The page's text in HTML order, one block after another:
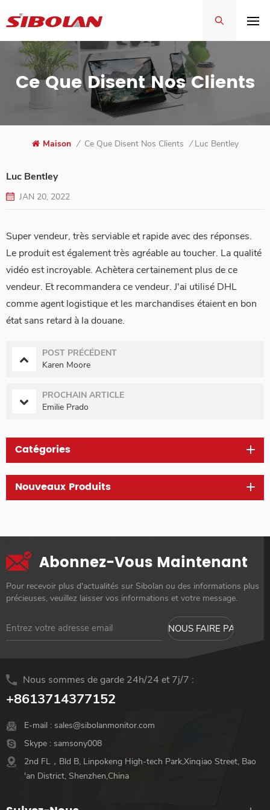
Ce Que Disent Nos Clients
Maison / Ce Que Disent Nos Clients / Luc Bentley
Luc Bentley
JAN 20, 2022
Super vendeur, très serviable et rapide avec des réponses.
Le produit est également très agréable au toucher. La qualité
vidéo est incroyable. Achètera certainement plus de ce
vendeur. Et recommandera ce vendeur. J'ai utilisé DHL
comme agent logistique et les marchandises étaient en bon
état sans retard à la douane.
POST PRÉCÉDENT
Karen Moore
PROCHAIN ARTICLE
Emilie Prado
Catégories
Nouveaux Produits
Abonnez-Vous Maintenant
Pour recevoir plus d'actualités sur Sibolan ou des informations plus
précieuses, veuillez laisser vos informations et votre message.
Nous sommes de garde 24h/24 et 7j/7 :
+8613714377152
E-mail : sales@sibolanmonitor.com
Skype : samsony008
2nd FL，Bld B, Linpokeng High-tech Park,Xinqiao Street, Bao
'an District, Shenzhen,China